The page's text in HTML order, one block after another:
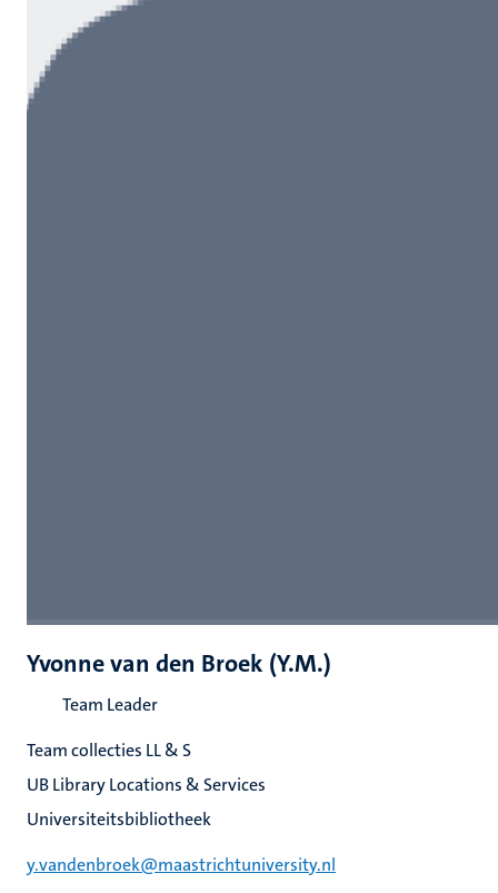
Yvonne van den Broek (Y.M.)
Team Leader
Team collecties LL & S
UB Library Locations & Services
Universiteitsbibliotheek
y.vandenbroek@maastrichtuniversity.nl